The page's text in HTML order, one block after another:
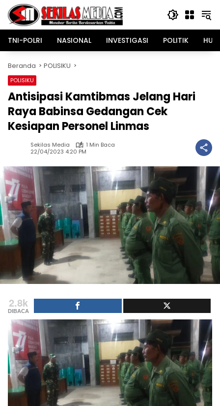
Langsung
konten
TNI-POLRI
NASIONAL INVESTIGASI POLITIK
Beranda POLISIKU
POLISIKU
Antisipasi Kamtibmas Jelang Hari
Raya Babinsa Gedangan Cek
Kesiapan Personel Linmas
Sekilas Media
1 Min Baca
22/04/2023 4:20 PM
2.8k
DIBACA